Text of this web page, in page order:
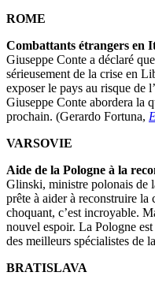
ROME
Combattants étrangers en
Giuseppe Conte a déclaré
sérieusement de la crise en
exposer le pays au risque de
Giuseppe Conte abordera la
prochain. (Gerardo Fortuna,
VARSOVIE
Aide de la Pologne à la
Glinski, ministre polonais de
prête à aider à reconstruire la
choquant, c’est incroyable.
nouvel espoir. La Pologne
des meilleurs spécialistes de
BRATISLAVA